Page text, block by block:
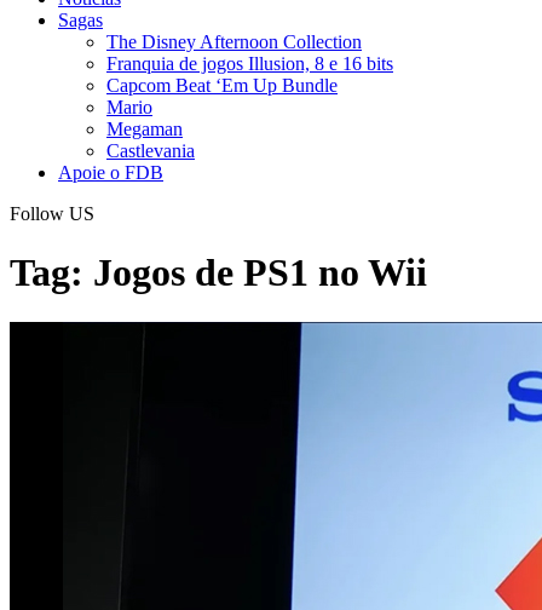
Sagas
The Disney Afternoon Collection
Franquia de jogos Illusion, 8 e 16 bits
Capcom Beat ‘Em Up Bundle
Mario
Megaman
Castlevania
Apoie o FDB
Follow US
Tag: Jogos de PS1 no Wii